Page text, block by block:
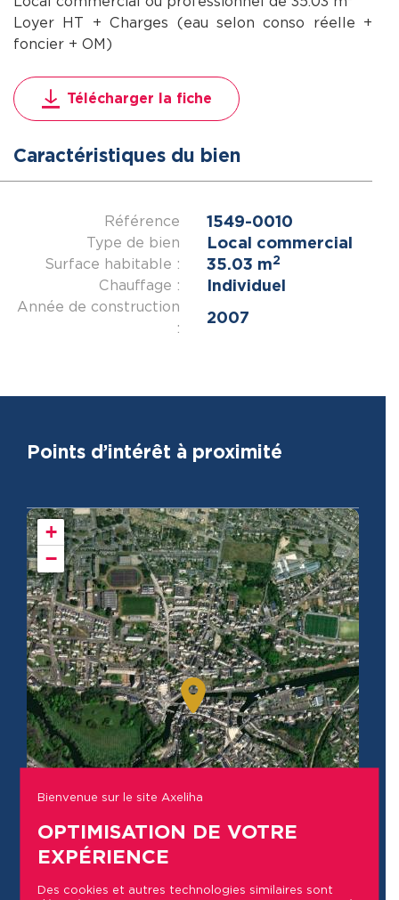
Loyer HT + Charges (eau selon conso réelle +
foncier + OM)
Télécharger la fiche
Caractéristiques du bien
Référence 1549-0010
Type de bien Local commercial
Surface habitable : 35.03 m2
Chauffage : Individuel
Année de construction
:
2007
Points d’intérêt à proximité
+
−
Bienvenue sur le site Axeliha
OPTIMISATION DE VOTRE
EXPÉRIENCE
Des cookies et autres technologies similaires sont